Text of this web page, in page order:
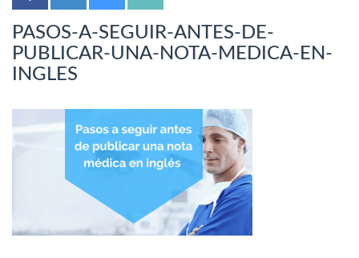
PASOS-A-SEGUIR-ANTES-DE-
PUBLICAR-UNA-NOTA-MEDICA-EN-
INGLES